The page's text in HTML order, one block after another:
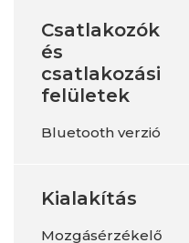
Csatlakozók
és
csatlakozási
felületek
Bluetooth verzió
Kialakítás
Mozgásérzékelő